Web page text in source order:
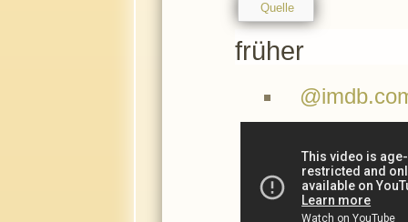
Quelle
früher